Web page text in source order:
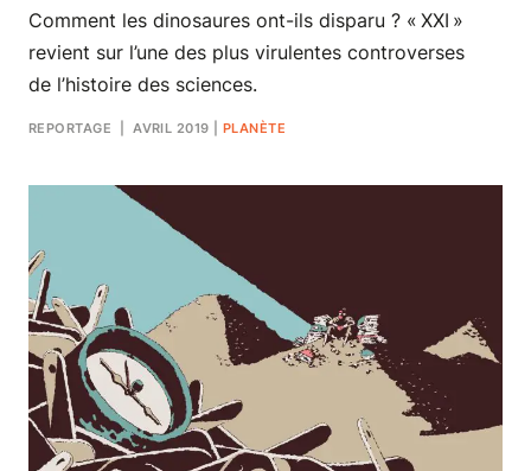
Comment les dinosaures ont-ils disparu ? « XXI »
revient sur l’une des plus virulentes controverses
de l’histoire des sciences.
REPORTAGE | AVRIL 2019 PLANÈTE